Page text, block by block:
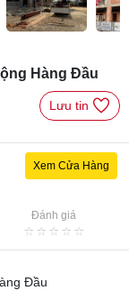
Hàng Đầu
Xem Cửa Hàng
Đánh giá
Đầu